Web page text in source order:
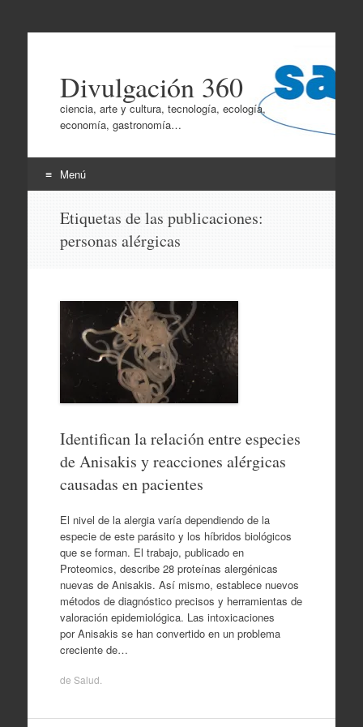
Divulgación 360
ciencia, arte y cultura, tecnología, ecología,
economía, gastronomía…
Menú
contenido
Etiquetas de las publicaciones:
personas alérgicas
Identifican la relación entre especies
de Anisakis y reacciones alérgicas
causadas en pacientes
El nivel de la alergia varía dependiendo de la
especie de este parásito y los híbridos biológicos
que se forman. El trabajo, publicado en
Proteomics, describe 28 proteínas alergénicas
nuevas de Anisakis. Así mismo, establece nuevos
métodos de diagnóstico precisos y herramientas de
valoración epidemiológica. Las intoxicaciones
por Anisakis se han convertido en un problema
creciente de…
de Salud